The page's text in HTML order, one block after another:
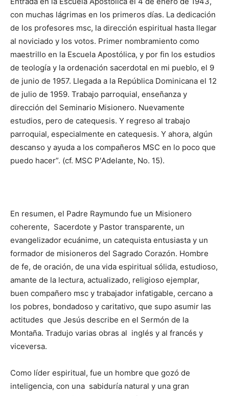
con muchas lágrimas en los primeros días. La dedicación
de los profesores msc, la dirección espiritual hasta llegar
al noviciado y los votos. Primer nombramiento como
maestrillo en la Escuela Apostólica, y por fin los estudios
de teología y la ordenación sacerdotal en mi pueblo, el 9
de junio de 1957. Llegada a la República Dominicana el 12
de julio de 1959. Trabajo parroquial, enseñanza y
dirección del Seminario Misionero. Nuevamente
estudios, pero de catequesis. Y regreso al trabajo
parroquial, especialmente en catequesis. Y ahora, algún
descanso y ayuda a los compañeros MSC en lo poco que
puedo hacer”. (cf. MSC P′Adelante, No. 15).
En resumen, el Padre Raymundo fue un Misionero
coherente, Sacerdote y Pastor transparente, un
evangelizador ecuánime, un catequista entusiasta y un
formador de misioneros del Sagrado Corazón. Hombre
de fe, de oración, de una vida espiritual sólida, estudioso,
amante de la lectura, actualizado, religioso ejemplar,
buen compañero msc y trabajador infatigable, cercano a
los pobres, bondadoso y caritativo, que supo asumir las
actitudes que Jesús describe en el Sermón de la
Montaña. Tradujo varias obras al inglés y al francés y
viceversa.
Como líder espiritual, fue un hombre que gozó de
inteligencia, con una sabiduría natural y una gran